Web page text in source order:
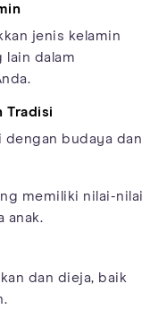
jenis kelamin
lain dalam
Tradisi
dengan budaya dan
memiliki nilai-nilai
anak.
dan dieja, baik